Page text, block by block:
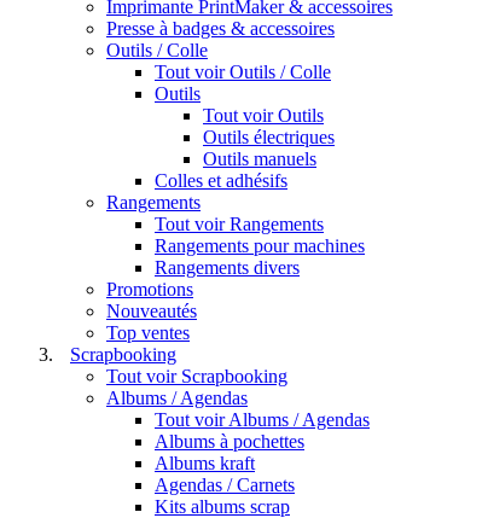
Imprimante PrintMaker & accessoires
Presse à badges & accessoires
Outils / Colle
Tout voir Outils / Colle
Outils
Tout voir Outils
Outils électriques
Outils manuels
Colles et adhésifs
Rangements
Tout voir Rangements
Rangements pour machines
Rangements divers
Promotions
Nouveautés
Top ventes
Scrapbooking
Tout voir Scrapbooking
Albums / Agendas
Tout voir Albums / Agendas
Albums à pochettes
Albums kraft
Agendas / Carnets
Kits albums scrap